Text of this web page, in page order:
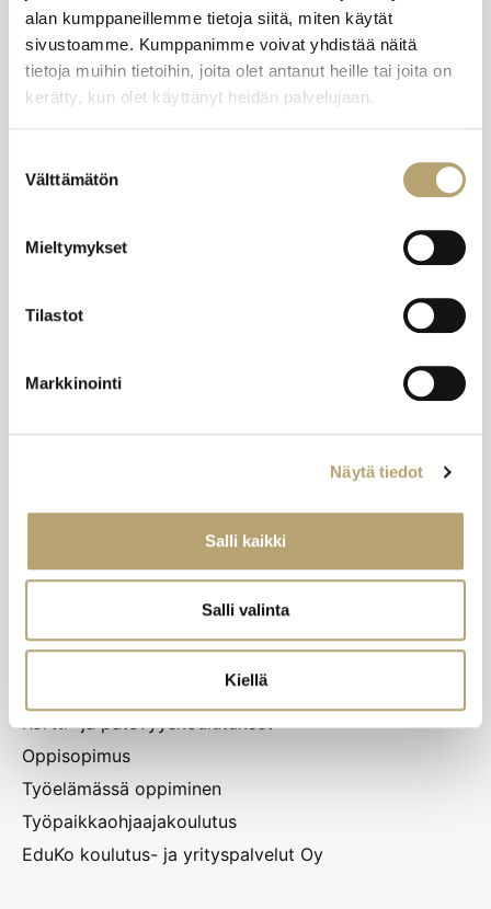
alan kumppaneillemme tietoja siitä, miten käytät
sivustoamme. Kumppanimme voivat yhdistää näitä
tietoja muihin tietoihin, joita olet antanut heille tai joita on
kerätty, kun olet käyttänyt heidän palvelujaan.
valinta
Välttämätön
Mieltymykset
Tilastot
Markkinointi
Näytä tiedot
Salli kaikki
Salli valinta
Kiellä
Eduko verkossa
eKampus
Ruokapaikka.fi
RAVINTOLAPALVELUT
Oiva-raportit
YRITYKSILLE
Kortti- ja pätevyyskoulutukset
Oppisopimus
Työelämässä oppiminen
Työpaikkaohjaajakoulutus
EduKo koulutus- ja yrityspalvelut Oy